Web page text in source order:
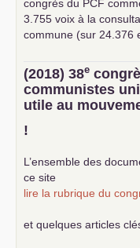
congrès du PCF
3.755 voix à la
commune (sur 24.376
(2018) 38e
communistes
utile au
!
L’ensemble des
ce site
lire la rubrique du
et quelques articles